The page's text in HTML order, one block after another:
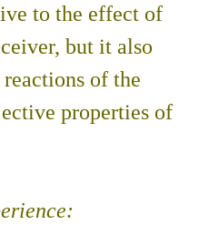
to the effect of
but it also
of the
properties of